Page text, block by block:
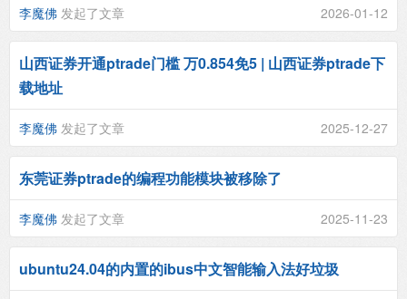
李魔佛 发起了文章 2026-01-12
山西证券开通ptrade门槛 万0.854免5 | 山西证券ptrade下
载地址
李魔佛 发起了文章 2025-12-27
东莞证券ptrade的编程功能模块被移除了
李魔佛 发起了文章 2025-11-23
ubuntu24.04的内置的ibus中文智能输入法好垃圾